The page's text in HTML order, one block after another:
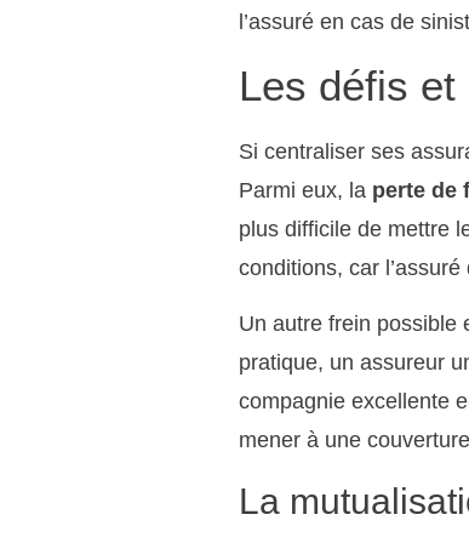
l’assuré en cas de
Les défis
Si centraliser ses
Parmi eux, la perte de
plus difficile de mettre
conditions, car
Un autre frein possible
pratique, un assureur
compagnie excellente
mener à une
La